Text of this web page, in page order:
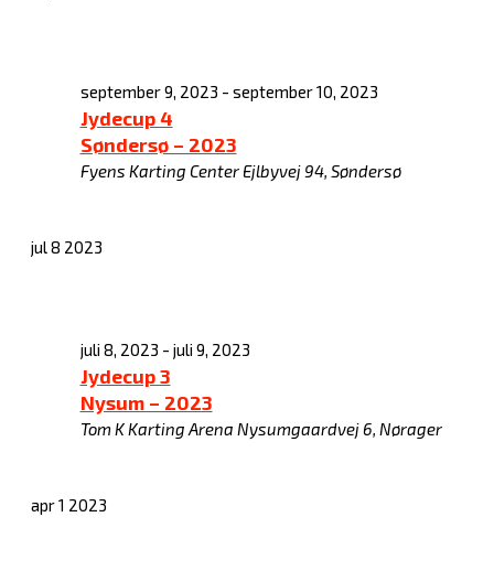
september 9, 2023 - september 10, 2023
Jydecup 4
Søndersø – 2023
Fyens Karting Center Ejlbyvej 94, Søndersø
jul8 2023
juli 8, 2023 - juli 9, 2023
Jydecup 3
Nysum – 2023
Tom K Karting Arena Nysumgaardvej 6, Nørager
apr1 2023